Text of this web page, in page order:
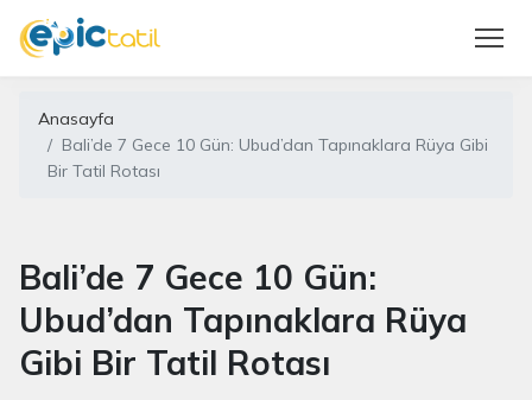
Anasayfa
Bali’de 7 Gece 10 Gün: Ubud’dan Tapınaklara Rüya Gibi
Bir Tatil Rotası
Bali’de 7 Gece 10 Gün:
Ubud’dan Tapınaklara Rüya
Gibi Bir Tatil Rotası